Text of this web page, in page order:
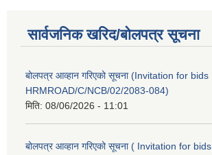
सार्वजनिक खरिद/बोलपत्र सूचना
बोलपत्र आव्हान गरिएको सूचना (Invitation for bids
HRMROAD/C/NCB/02/2083-084)
मिति: 08/06/2026 - 11:01
बोलपत्र आव्हान गरिएको सूचना ( Invitation for bids